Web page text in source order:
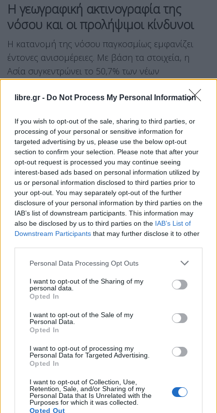
libre.gr - Do Not Process My Personal Information
If you wish to opt-out of the sale, sharing to third parties, or
processing of your personal or sensitive information for
targeted advertising by us, please use the below opt-out
section to confirm your selection. Please note that after your
opt-out request is processed you may continue seeing
interest-based ads based on personal information utilized by
us or personal information disclosed to third parties prior to
your opt-out. You may separately opt-out of the further
disclosure of your personal information by third parties on the
IAB’s list of downstream participants. This information may
also be disclosed by us to third parties on the IAB’s List of
Downstream Participants that may further disclose it to other
Personal Data Processing Opt Outs
I want to opt-out of the Sharing of my
personal data.
Opted In
I want to opt-out of the Sale of my
Personal Data.
Opted In
I want to opt-out of processing my
Personal Data for Targeted Advertising.
Opted In
I want to opt-out of Collection, Use,
Retention, Sale, and/or Sharing of my
Personal Data that Is Unrelated with the
Purposes for which it was collected.
Opted Out
Η γεωγραφική ακτινογραφία της
νόσου και οι προλήψιμοι κίνδυνοι
Η κατανομή της νόσου παγκοσμίως εμφανίζει
έντονες ανισομέρειες. Με βάση τα στοιχεία, η
Ασία συγκεντρώνει το 50,7% των νέων
που συνδέεται άμεσα με το πληθυσμιακό της
σηκώνει ένα δυσανάλογα μεγάλο βάρος: αν και
φιλοξενεί μόλις το 9% του παγκόσμιου
πληθυσμού, καταγράφει το 21% των διαγνώσεων
και το 20% των θανάτων διεθνώς. Αντίθετα, στην
Αφρική και σε ορισμένα τμήματα της Ασίας, τα
ποσοστά εμφάνισης είναι χαμηλότερα, αλλά η
θνησιμότητα παραμένει ασυνήθιστα υψηλή
Σε επίπεδο ογκολογικών τύπων, ο καρκίνος του
πνεύμονα παραμένει ο βασικότερος
«πρωταγωνιστής» της παγκόσμιας θνησιμότητας.
διαγνώσεις αφορούν τον πνεύμονα, τον
προστάτη και το παχύ έντερο, ενώ στις γυναίκες
την πρωτοκαθεδρία έχουν ο καρκίνος του μαστού,
του πνεύμονα και του παχέος εντέρου.
Οι ειδικοί της δημόσιας υγείας επισημαίνουν ότι
περίπου το 40% των περιπτώσεων θα μπορούσε
HPV, ηπατίτιδες B και C, ελικοβακτηρίδιο του
πυλωρού), το κάπνισμα, η κατανάλωση αλκοόλ, η